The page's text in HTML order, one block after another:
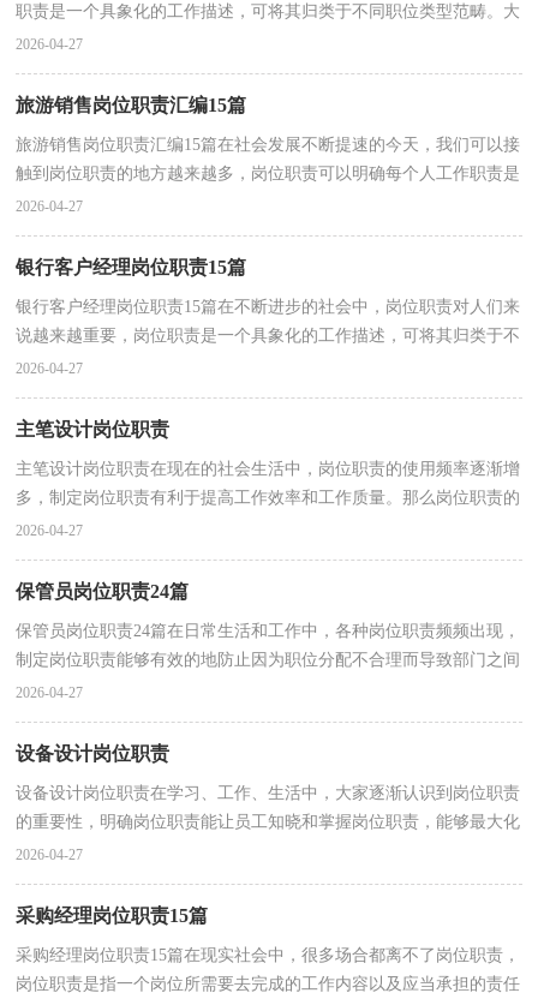
职责是一个具象化的工作描述，可将其归类于不同职位类型范畴。大
家知道岗位职责的格式吗？以下是小编精心整理的电商...
2026-04-27
旅游销售岗位职责汇编15篇
旅游销售岗位职责汇编15篇在社会发展不断提速的今天，我们可以接
触到岗位职责的地方越来越多，岗位职责可以明确每个人工作职责是
什么内容，该承担什么样的工作、担当什么样的责任...
2026-04-27
银行客户经理岗位职责15篇
银行客户经理岗位职责15篇在不断进步的社会中，岗位职责对人们来
说越来越重要，岗位职责是一个具象化的工作描述，可将其归类于不
同职位类型范畴。岗位职责到底怎么制定才合适呢？以...
2026-04-27
主笔设计岗位职责
主笔设计岗位职责在现在的社会生活中，岗位职责的使用频率逐渐增
多，制定岗位职责有利于提高工作效率和工作质量。那么岗位职责的
格式，你掌握了吗？下面是小编整理的主笔设计岗位职...
2026-04-27
保管员岗位职责24篇
保管员岗位职责24篇在日常生活和工作中，各种岗位职责频频出现，
制定岗位职责能够有效的地防止因为职位分配不合理而导致部门之间
或是员工之间出现工作推脱、责任推卸等现象发生...
2026-04-27
设备设计岗位职责
设备设计岗位职责在学习、工作、生活中，大家逐渐认识到岗位职责
的重要性，明确岗位职责能让员工知晓和掌握岗位职责，能够最大化
的进行劳动用工管理，科学的进行人力配置，做到人尽其...
2026-04-27
采购经理岗位职责15篇
采购经理岗位职责15篇在现实社会中，很多场合都离不了岗位职责，
岗位职责是指一个岗位所需要去完成的工作内容以及应当承担的责任